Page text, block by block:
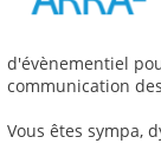
d'évènementiel
communication
Vous êtes sympa,